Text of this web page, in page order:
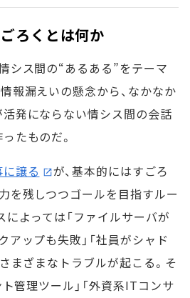
ろくとは何か
シス間の“あるある”をテーマ
報漏えいの懸念から、なかなか
発にならない情シス間の会話
たものだ。
譲る
が、基本的にはすごろ
を残しつつゴールを目指すルー
によっては「ファイルサーバが
アップも失敗」「社員がシャド
まざまなトラブルが起こる。そ
管理ツール」「外資系ITコンサ